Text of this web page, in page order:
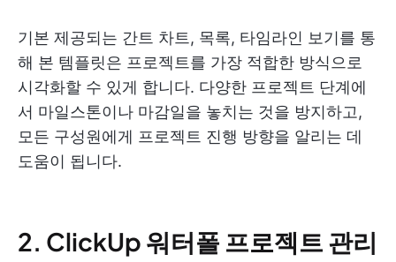
기본 제공되는 간트 차트, 목록, 타임라인 보기를 통
해 본 템플릿은 프로젝트를 가장 적합한 방식으로
시각화할 수 있게 합니다. 다양한 프로젝트 단계에
서 마일스톤이나 마감일을 놓치는 것을 방지하고,
모든 구성원에게 프로젝트 진행 방향을 알리는 데
도움이 됩니다.
2. ClickUp 워터폴 프로젝트 관리